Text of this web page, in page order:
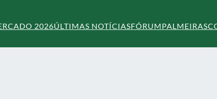
2026ÚLTIMAS NOTÍCIASFÓRUMPALMEIRAS